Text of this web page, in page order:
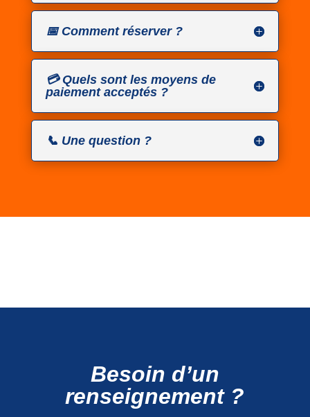
📅 Comment réserver ?
💳 Quels sont les moyens de
paiement acceptés ?
📞 Une question ?
Besoin d’un
renseignement ?